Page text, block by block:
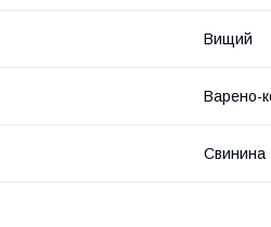
Вищий
Варено-
Свинина